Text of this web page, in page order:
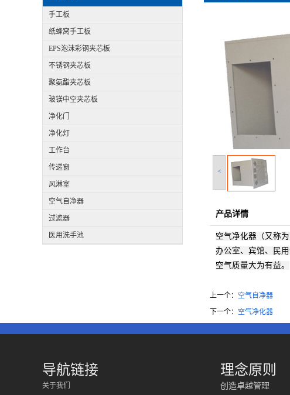
手工板
纸蜂窝手工板
EPS泡沫彩钢夹芯板
不锈钢夹芯板
聚氨酯夹芯板
玻镁中空夹芯板
净化门
净化灯
工作台
传递窗
风淋室
空气自净器
过滤器
医用洗手池
<
产品详情
空气净化器（又称
办公室、宾馆、民
空气质量大为有益。
上一个： 空气自净器
下一个： 空气净化器
导航链接
关于我们
理念原则
创造卓越管理